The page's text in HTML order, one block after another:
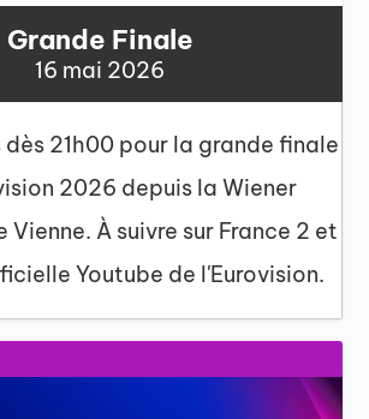
Grande Finale
16 mai 2026
21h00 pour la grande finale
2026 depuis la Wiener
À suivre sur France 2 et
Youtube de l'Eurovision.